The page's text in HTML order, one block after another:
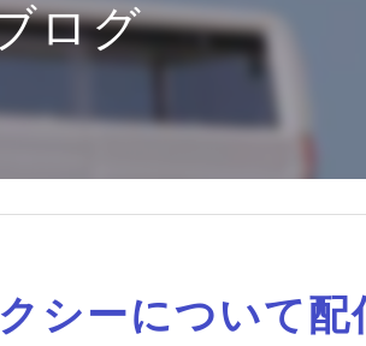
ログ
シーについて